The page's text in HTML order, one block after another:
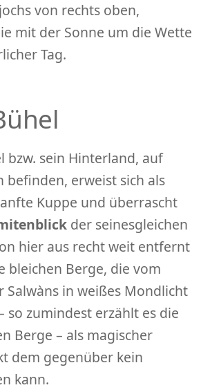
von rechts oben,
mit der Sonne um die Wette
Tag.
bzw. sein Hinterland, auf
befinden, erweist sich als
Kuppe und überrascht
der seinesgleichen
hier aus recht weit entfernt
bleichen Berge, die vom
Salwàns in weißes Mondlicht
so zumindest erzählt es die
Berge – als magischer
dem gegenüber kein
kann.